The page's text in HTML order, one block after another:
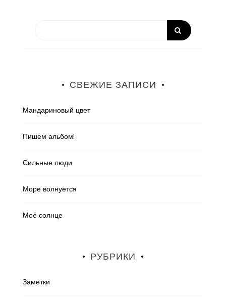
СВЕЖИЕ ЗАПИСИ
Мандариновый цвет
Пишем альбом!
Сильные люди
Море волнуется
Моë солнце
РУБРИКИ
Заметки